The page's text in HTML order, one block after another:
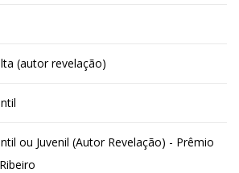
(autor revelação)
ou Juvenil (Autor Revelação) - Prêmio